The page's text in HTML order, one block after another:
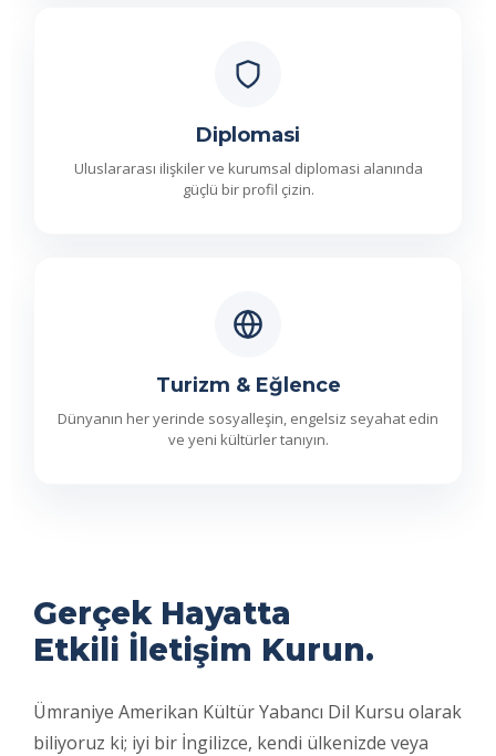
Diplomasi
Uluslararası ilişkiler ve kurumsal diplomasi alanında
güçlü bir profil çizin.
Turizm & Eğlence
Dünyanın her yerinde sosyalleşin, engelsiz seyahat edin
ve yeni kültürler tanıyın.
Gerçek Hayatta
Etkili İletişim Kurun.
Ümraniye Amerikan Kültür Yabancı Dil Kursu olarak
biliyoruz ki; iyi bir İngilizce, kendi ülkenizde veya